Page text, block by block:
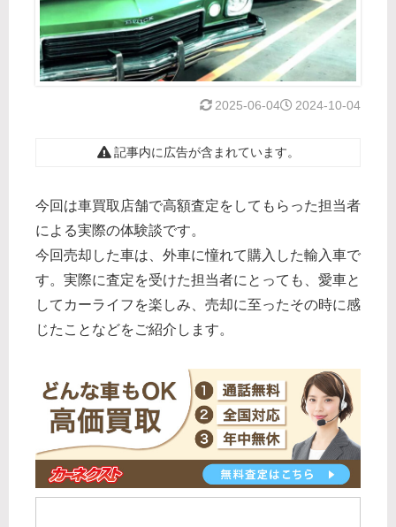
2024-10-04
2025-06-04
記事内に広告が含まれています。
今回は車買取店舗で高額査定をしてもらった担当者
による実際の体験談です。
今回売却した車は、外車に憧れて購入した輸入車で
す。実際に査定を受けた担当者にとっても、愛車と
してカーライフを楽しみ、売却に至ったその時に感
じたことなどをご紹介します。